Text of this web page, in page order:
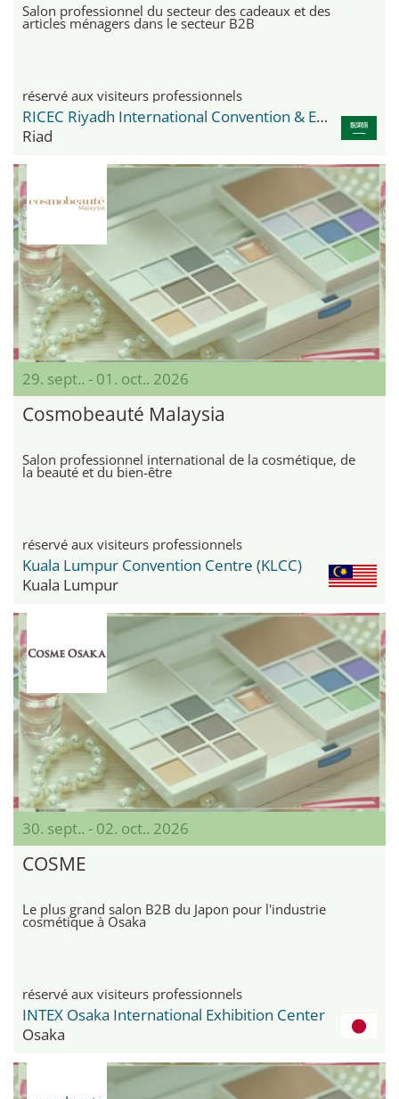
Salon professionnel du secteur des cadeaux et des
articles ménagers dans le secteur B2B
réservé aux visiteurs professionnels
RICEC Riyadh International Convention & Exhibition Center
Riad
29. sept.. - 01. oct.. 2026
Cosmobeauté Malaysia
Salon professionnel international de la cosmétique, de
la beauté et du bien-être
réservé aux visiteurs professionnels
Kuala Lumpur Convention Centre (KLCC)
Kuala Lumpur
30. sept.. - 02. oct.. 2026
COSME
Le plus grand salon B2B du Japon pour l'industrie
cosmétique à Osaka
réservé aux visiteurs professionnels
INTEX Osaka International Exhibition Center
Osaka